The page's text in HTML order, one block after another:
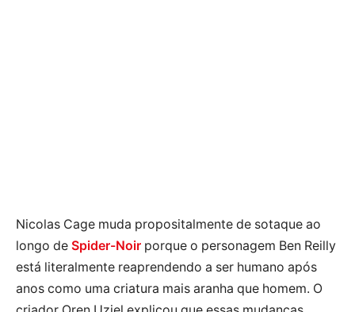
Nicolas Cage muda propositalmente de sotaque ao
longo de Spider-Noir porque o personagem Ben Reilly
está literalmente reaprendendo a ser humano após
anos como uma criatura mais aranha que homem. O